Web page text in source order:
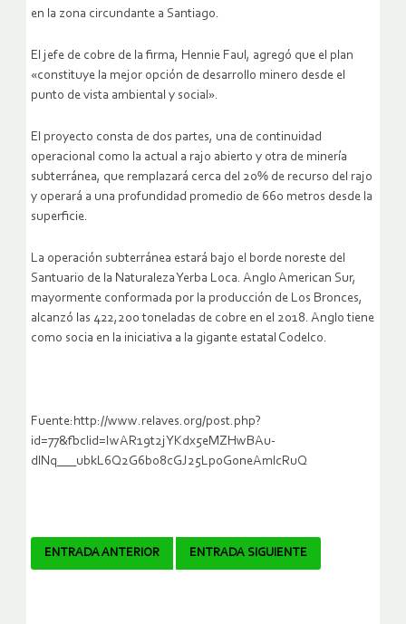
en la zona circundante a Santiago.
El jefe de cobre de la firma, Hennie Faul, agregó que el plan
«constituye la mejor opción de desarrollo minero desde el
punto de vista ambiental y social».
El proyecto consta de dos partes, una de continuidad
operacional como la actual a rajo abierto y otra de minería
subterránea, que remplazará cerca del 20% de recurso del rajo
y operará a una profundidad promedio de 660 metros desde la
superficie.
La operación subterránea estará bajo el borde noreste del
Santuario de la Naturaleza Yerba Loca. Anglo American Sur,
mayormente conformada por la producción de Los Bronces,
alcanzó las 422,200 toneladas de cobre en el 2018. Anglo tiene
como socia en la iniciativa a la gigante estatal Codelco.
Fuente:http://www.relaves.org/post.php?
id=77&fbclid=IwAR19t2jYKdx5eMZHwBAu-
dlNq___ubkL6Q2G6b08cGJ25Lp0GoneAmlcRuQ
Navegador
ENTRADA ANTERIOR ENTRADA SIGUIENTE